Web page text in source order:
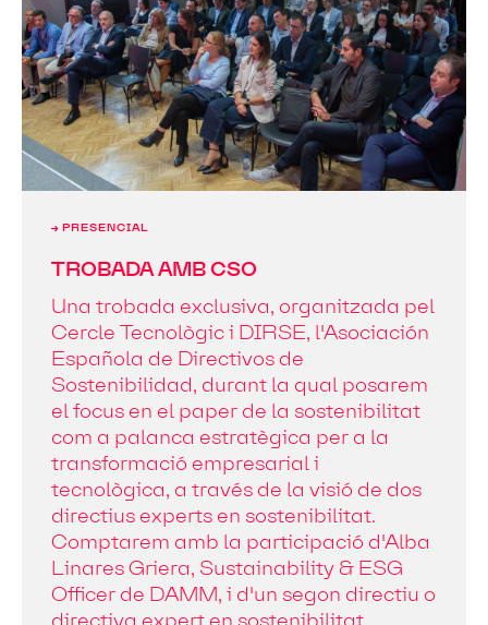
→ PRESENCIAL
TROBADA AMB CSO
Una trobada exclusiva, organitzada pel
Cercle Tecnològic i DIRSE, l'Asociación
Española de Directivos de
Sostenibilidad, durant la qual posarem
el focus en el paper de la sostenibilitat
com a palanca estratègica per a la
transformació empresarial i
tecnològica, a través de la visió de dos
directius experts en sostenibilitat.
Comptarem amb la participació d'Alba
Linares Griera, Sustainability & ESG
Officer de DAMM, i d'un segon directiu o